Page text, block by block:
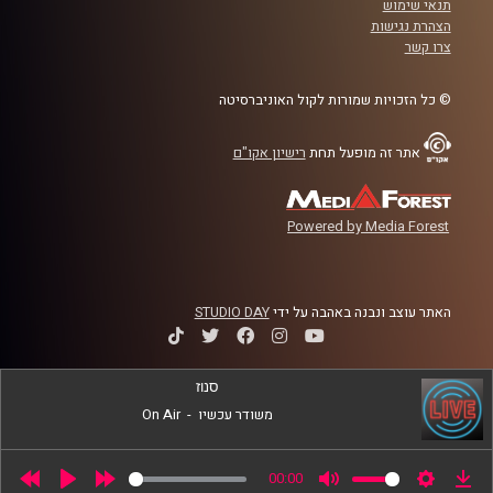
קרדיט תמונות:
תנאי שימוש
הצהרת נגישות
צרו קשר
© כל הזכויות שמורות לקול האוניברסיטה
אתר זה מופעל תחת רישיון אקו"ם
Powered by Media Forest
האתר עוצב ונבנה באהבה על ידיSTUDIO DAY
00:00
סנוז
משודר עכשיו -
On Air